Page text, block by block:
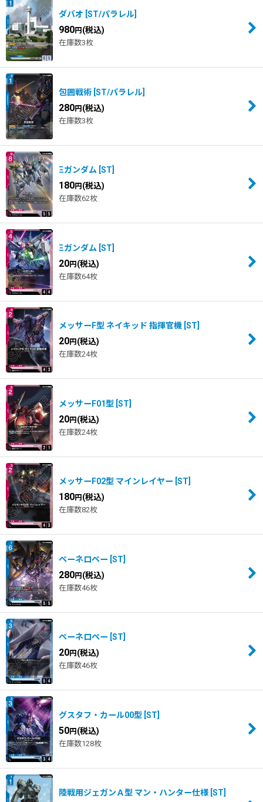
ダバオ ST/パラレル
980円 (税込)
在庫数3枚
包囲戦術 ST/パラレル
280円 (税込)
在庫数3枚
Ξガンダム ST
180円 (税込)
在庫数62枚
Ξガンダム ST
20円 (税込)
在庫数64枚
メッサーF型 ネイキッド 指揮官機 ST
20円 (税込)
在庫数24枚
メッサーF01型 ST
20円 (税込)
在庫数24枚
メッサーF02型 マインレイヤー ST
180円 (税込)
在庫数82枚
ペーネロペー ST
280円 (税込)
在庫数46枚
ペーネロペー ST
20円 (税込)
在庫数46枚
グスタフ・カール00型 ST
50円 (税込)
在庫数128枚
陸戦用ジェガンＡ型 マン・ハンター仕様 ST